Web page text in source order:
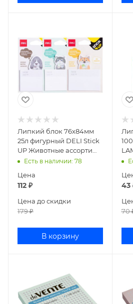
Липкий блок 76x84мм
25л фигурный DELI Stick
UP Животные ассорти
EA55902
Есть в наличии: 78
Цена
112 ₽
Цена до скидки
179₽
В корзину
43
70